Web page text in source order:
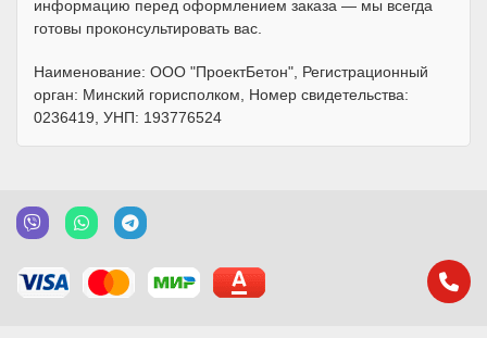
информацию перед оформлением заказа — мы всегда
готовы проконсультировать вас.
Наименование: ООО "ПроектБетон", Регистрационный
орган: Минский горисполком, Номер свидетельства:
0236419, УНП: 193776524